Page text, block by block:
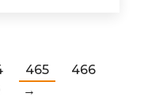
465
466
→